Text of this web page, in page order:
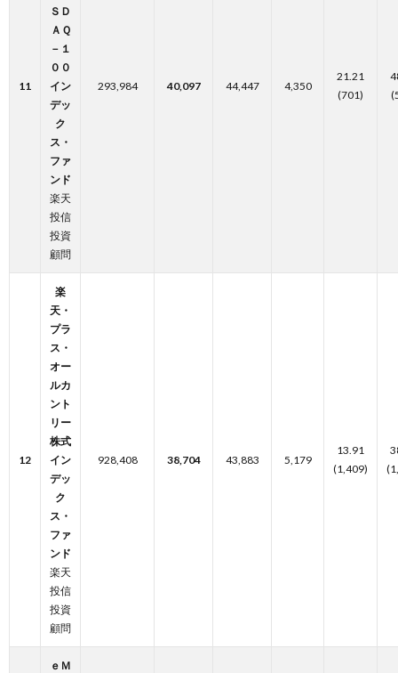
11
ＳＤ
ＡＱ
－１
００
イン
デッ
ク
ス・
ファ
ンド
楽天
投信
投資
顧問
293,984 40,097 44,447 4,350
21.21
(701)
12
楽
天・
プラ
ス・
オー
ルカ
ント
リー
株式
イン
デッ
ク
ス・
ファ
ンド
楽天
投信
投資
顧問
928,408 38,704 43,883 5,179
13.91
(1,409)
ｅＭ